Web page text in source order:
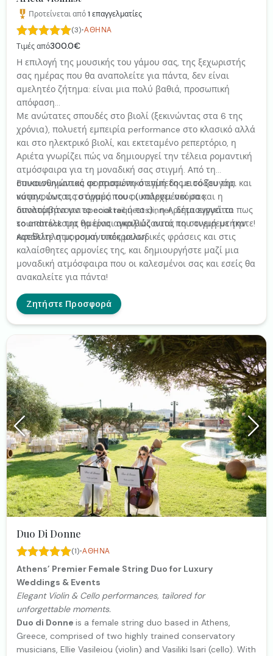
Προτείνεται από1 επαγγελματίες
(3)·ΑΘΉΝΑ
Τιμές από300.0€
Η επιλογή της μουσικής του γάμου σας, της ξεχωριστής
σας ημέρας που θα αναπολείτε για πάντα, δεν είναι
αμελητέο ζήτημα: είναι μια πολύ βαθιά, προσωπική
απόφαση...
Με ανώτατες σπουδές στο βιολί (ξεκινώντας στα 6 της
χρόνια), πολυετή εμπειρία performance στο κλασικό αλλά
και στο ηλεκτρικό βιολί, και εκτεταμένο ρεπερτόριο, η
Αριέτα γνωρίζει πώς να δημιουργεί την τέλεια ρομαντική
ατμόσφαιρα για τη μοναδική σας στιγμή. Από τη
συναισθηματικά φορτισμένη στιγμή της εισόδου της
νύφης, έως τις στιγμές που οι καλεσμένοι σας
απολαμβάνουν το cocktail ή το dinner, δημιουργεί το
soundtrack της ημέρας αγκαλιάζοντας τη στιγμή με την
κατάλληλη μουσική υπόκρουση.
Επικοινωνώντας σε προσωπικό επίπεδο με το ζευγάρι και
κατανοώντας το όραμά τους (υπάρχει ακόμα και η
δυνατότητα για special requests) , η Αριέτα εγγυάται πως
το αποτέλεσμα θα είναι ακριβώς αυτό που ονειρευτήκατε!
Αφεθείτε στις ρομαντικές μελωδικές φράσεις και στις
καλαίσθητες αρμονίες της, και δημιουργήστε μαζί μια
μοναδική ατμόσφαιρα που οι καλεσμένοι σας και εσείς θα
ανακαλείτε για πάντα!
Ζητήστε Προσφορά
Duo Di Donne
(1)·ΑΘΉΝΑ
Athens’ Premier Female String Duo for Luxury
Weddings & Events
Elegant Violin & Cello performances, tailored for
unforgettable moments.
Duo di Donne is a female string duo based in Athens,
Greece, comprised of two highly trained conservatory
musicians, Ellie Vasileiou (violin) and Vasiliki Isari (cello). With